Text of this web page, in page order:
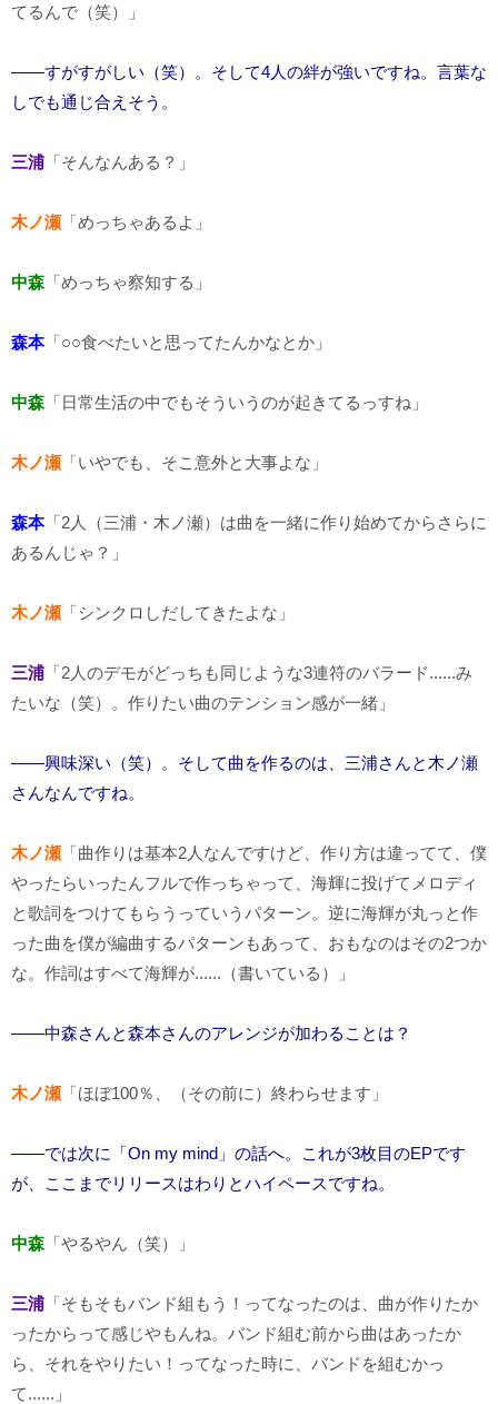
てるんで（笑）」
――すがすがしい（笑）。そして4人の絆が強いですね。言葉な
しでも通じ合えそう。
三浦 「そんなんある？」
木ノ瀬 「めっちゃあるよ」
中森 「めっちゃ察知する」
森本「○○食べたいと思ってたんかなとか」
中森 「日常生活の中でもそういうのが起きてるっすね」
木ノ瀬 「いやでも、そこ意外と大事よな」
森本「2人（三浦・木ノ瀬）は曲を一緒に作り始めてからさらに
あるんじゃ？」
木ノ瀬 「シンクロしだしてきたよな」
三浦 「2人のデモがどっちも同じような3連符のバラード......み
たいな（笑）。作りたい曲のテンション感が一緒」
――興味深い（笑）。そして曲を作るのは、三浦さんと木ノ瀬
さんなんですね。
木ノ瀬 「曲作りは基本2人なんですけど、作り方は違ってて、僕
やったらいったんフルで作っちゃって、海輝に投げてメロディ
と歌詞をつけてもらうっていうパターン。逆に海輝が丸っと作
った曲を僕が編曲するパターンもあって、おもなのはその2つか
な。作詞はすべて海輝が......（書いている）」
――中森さんと森本さんのアレンジが加わることは？
木ノ瀬 「ほぼ100％、（その前に）終わらせます」
――では次に「On my mind」の話へ。これが3枚目のEPです
が、ここまでリリースはわりとハイペースですね。
中森 「やるやん（笑）」
三浦 「そもそもバンド組もう！ってなったのは、曲が作りたか
ったからって感じやもんね。バンド組む前から曲はあったか
ら、それをやりたい！ってなった時に、バンドを組むかっ
て......」